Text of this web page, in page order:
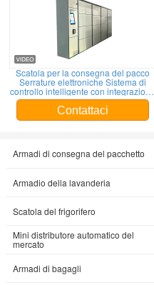
Scatola per la consegna del pacco
Serrature elettroniche Sistema di
controllo intelligente con integrazione
di piattaforme remote possibili
Contattaci
Armadi di consegna del pacchetto
Armadio della lavanderia
Scatola del frigorifero
Mini distributore automatico del
mercato
Armadi di bagagli